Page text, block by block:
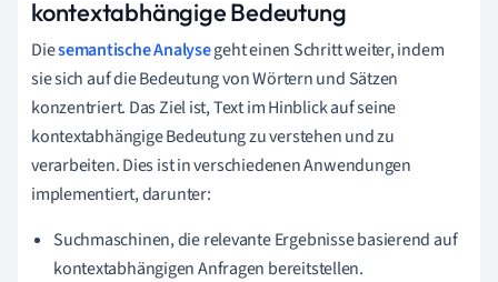
kontextabhängige Bedeutung
Diesemantische Analysegeht einen Schritt weiter, indem
sie sich auf die Bedeutung von Wörtern und Sätzen
konzentriert. Das Ziel ist, Text im Hinblick auf seine
kontextabhängige Bedeutung zu verstehen und zu
verarbeiten. Dies ist in verschiedenen Anwendungen
implementiert, darunter:
Suchmaschinen, die relevante Ergebnisse basierend auf
kontextabhängigen Anfragen bereitstellen.